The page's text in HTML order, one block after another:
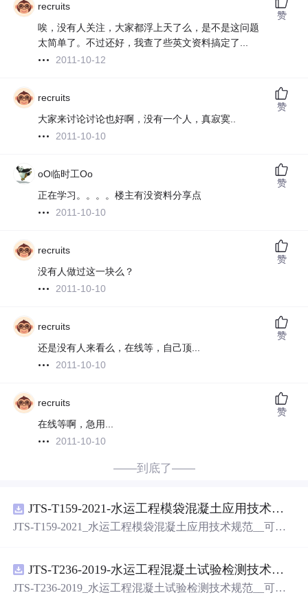
recruits
唉，没有人关注，大家都浮上天了么，是不是这问题
太简单了。不过还好，我查了些英文资料搞定了...
2011-10-12
赞
recruits
大家来讨论讨论也好啊，没有一个人，真寂寞..
2011-10-10
赞
oO临时工Oo
正在学习。。。。楼主有没资料分享点
2011-10-10
赞
recruits
没有人做过这一块么？
2011-10-10
赞
recruits
还是没有人来看么，在线等，自己顶...
2011-10-10
赞
recruits
在线等啊，急用...
2011-10-10
赞
——到底了——
JTS-T159-2021-水运工程模袋混凝土应用技术规范-可搜索.pdf
JTS-T159-2021_水运工程模袋混凝土应用技术规范__可搜
JTS-T236-2019-水运工程混凝土试验检测技术规范-可搜索.pdf
JTS-T236-2019_水运工程混凝土试验检测技术规范__可搜